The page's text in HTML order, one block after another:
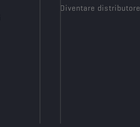
Diventare distributore